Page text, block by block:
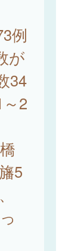
例
が
34
2
5